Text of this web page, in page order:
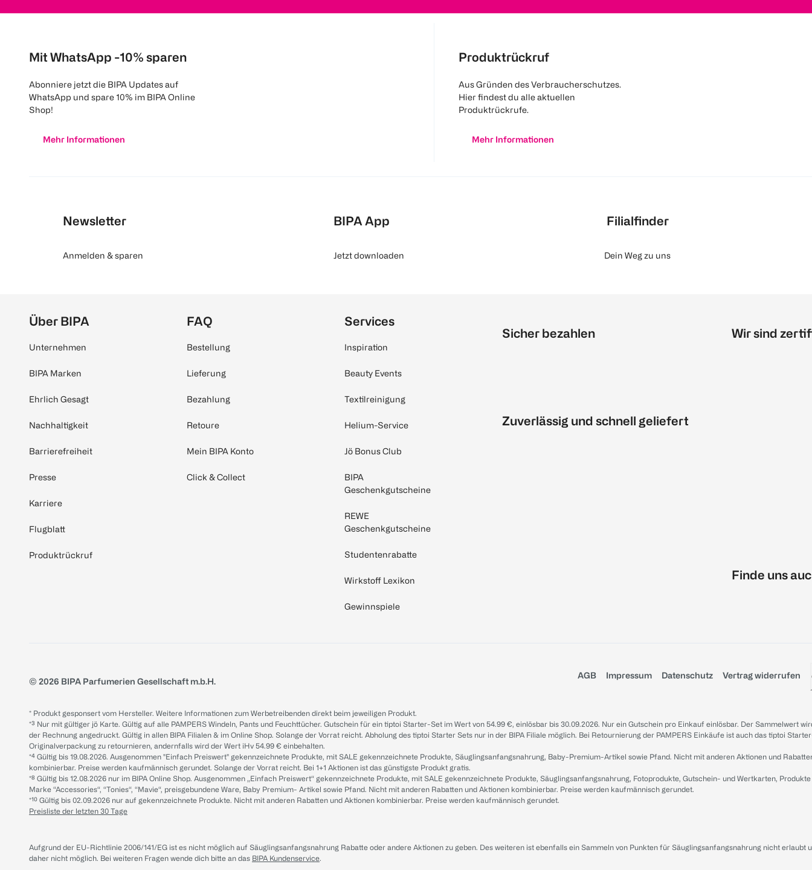
Mit WhatsApp -10% sparen
Abonniere jetzt die BIPA Updates auf
WhatsApp und spare 10% im BIPA Online
Shop!
Mehr Informationen
Produktrückruf
Aus Gründen des Verbraucherschutzes.
Hier findest du alle aktuellen
Produktrückrufe.
Mehr Informationen
Newsletter
Anmelden & sparen
BIPA App
Jetzt downloaden
Filialfinder
Dein Weg zu uns
Über BIPA
Unternehmen
BIPA Marken
Ehrlich Gesagt
Nachhaltigkeit
Barrierefreiheit
Presse
Karriere
Flugblatt
Produktrückruf
FAQ
Bestellung
Lieferung
Bezahlung
Retoure
Mein BIPA Konto
Click & Collect
Services
Inspiration
Beauty Events
Textilreinigung
Helium-Service
Jö Bonus Club
BIPA
Geschenkgutscheine
REWE
Geschenkgutscheine
Studentenrabatte
Wirkstoff Lexikon
Gewinnspiele
Sicher bezahlen
Zuverlässig und schnell geliefert
Wir sind
Finde uns
© 2026 BIPA Parfumerien Gesellschaft m.b.H.
AGB Impressum Datenschutz Vertrag widerrufen
* Produkt gesponsert vom Hersteller. Weitere Informationen zum Werbetreibenden direkt beim jeweiligen Produkt.
*³ Nur mit gültiger jö Karte. Gültig auf alle PAMPERS Windeln, Pants und Feuchttücher. Gutschein für ein tiptoi Starter-Set im Wert von 54.99 €, einlösbar bis 30.09.2026. Nur ein Gutschein pro Einkauf einlösbar. Der Sammelwert
der Rechnung angedruckt. Gültig in allen BIPA Filialen & im Online Shop. Solange der Vorrat reicht. Abholung des tiptoi Starter Sets nur in der BIPA Filiale möglich. Bei Retournierung der PAMPERS Einkäufe ist auch das tiptoi
Originalverpackung zu retournieren, andernfalls wird der Wert iHv 54.99 € einbehalten.
*⁴ Gültig bis 19.08.2026. Ausgenommen "Einfach Preiswert" gekennzeichnete Produkte, mit SALE gekennzeichnete Produkte, Säuglingsanfangsnahrung, Baby-Premium-Artikel sowie Pfand. Nicht mit anderen Aktionen und
kombinierbar. Preise werden kaufmännisch gerundet. Solange der Vorrat reicht. Bei 1+1 Aktionen ist das günstigste Produkt gratis.
*⁸ Gültig bis 12.08.2026 nur im BIPA Online Shop. Ausgenommen „Einfach Preiswert“ gekennzeichnete Produkte, mit SALE gekennzeichnete Produkte, Säuglingsanfangsnahrung, Fotoprodukte, Gutschein- und Wertkarten,
Marke “Accessories“, “Tonies“, “Mavie“, preisgebundene Ware, Baby Premium- Artikel sowie Pfand. Nicht mit anderen Rabatten und Aktionen kombinierbar. Preise werden kaufmännisch gerundet.
*¹⁰ Gültig bis 02.09.2026 nur auf gekennzeichnete Produkte. Nicht mit anderen Rabatten und Aktionen kombinierbar. Preise werden kaufmännisch gerundet.
Preisliste der letzten 30 Tage
Aufgrund der EU-Richtlinie 2006/141/EG ist es nicht möglich auf Säuglingsanfangsnahrung Rabatte oder andere Aktionen zu geben. Des weiteren ist ebenfalls ein Sammeln von Punkten für Säuglingsanfangsnahrung nicht erlaubt
daher nicht möglich. Bei weiteren Fragen wende dich bitte an das BIPA Kundenservice.